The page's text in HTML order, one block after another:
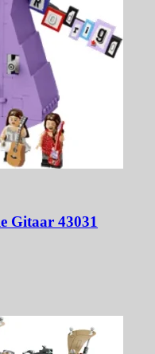
Gitaar 43031